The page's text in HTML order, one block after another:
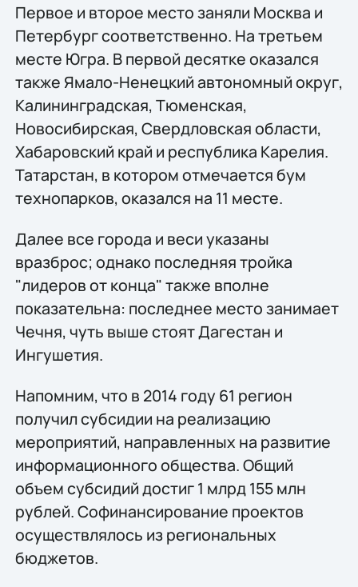
Первое и второе место заняли Москва и
Петербург соответственно. На третьем
месте Югра. В первой десятке оказался
также Ямало-Ненецкий автономный округ,
Калининградская, Тюменская,
Новосибирская, Свердловская области,
Хабаровский край и республика Карелия.
Татарстан, в котором отмечается бум
технопарков, оказался на 11 месте.
Далее все города и веси указаны
вразброс; однако последняя тройка
"лидеров от конца" также вполне
показательна: последнее место занимает
Чечня, чуть выше стоят Дагестан и
Ингушетия.
Напомним, что в 2014 году 61 регион
получил субсидии на реализацию
мероприятий, направленных на развитие
информационного общества. Общий
объем субсидий достиг 1 млрд 155 млн
рублей. Софинансирование проектов
осуществлялось из региональных
бюджетов.